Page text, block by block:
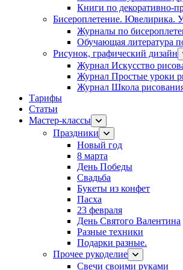
Книги по декоративно-
Бисероплетение. Ювелирика.
Журналы по
Обучающая литература
Рисунок, графический дизайн
Журнал Искусство
Журнал Простые уроки
Журнал Школа
Тарифы
Статьи
Мастер-классы
Праздники
Новый год
8 марта
День Победы
Свадьба
Букеты из конфет
Пасха
23 февраля
День Святого Валентина
Разные техники
Подарки разные.
Прочее рукоделие
Свечи своими руками